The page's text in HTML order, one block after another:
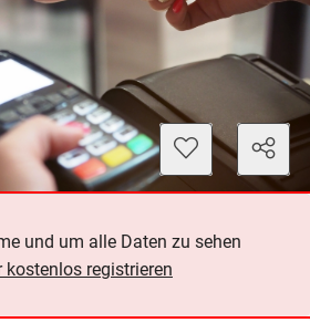
und um alle Daten zu sehen
kostenlos registrieren